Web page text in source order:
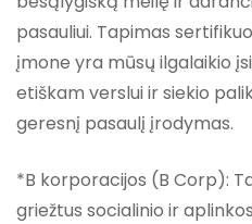
pasauliui. Tapimas
įmone yra mūsų ilgalaikio
etiškam verslui ir siekio
geresnį pasaulį įrodymas.
*B korporacijos (B Corp):
griežtus socialinio ir